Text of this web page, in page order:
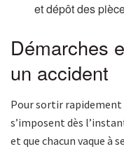
et dépôt des
Démarches
un accident
Pour sortir rapidement
s’imposent dès
et que chacun vaque à